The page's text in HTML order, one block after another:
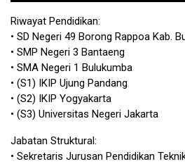
Riwayat Pendidikan:
• SD Negeri 49 Borong Rappoa Kab.
• SMP Negeri 3 Bantaeng
• SMA Negeri 1 Bulukumba
• (S1) IKIP Ujung Pandang
• (S2) IKIP Yogyakarta
• (S3) Universitas Negeri Jakarta
Jabatan Struktural:
• Sekretaris Jurusan Pendidikan